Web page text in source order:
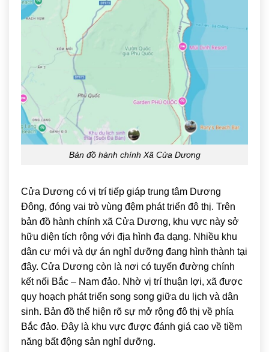
Bản đồ hành chính Xã Cửa Dương
Cửa Dương có vị trí tiếp giáp trung tâm Dương
Đông, đóng vai trò vùng đệm phát triển đô thị. Trên
bản đồ hành chính xã Cửa Dương, khu vực này sở
hữu diện tích rộng với địa hình đa dạng. Nhiều khu
dân cư mới và dự án nghỉ dưỡng đang hình thành tại
đây. Cửa Dương còn là nơi có tuyến đường chính
kết nối Bắc – Nam đảo. Nhờ vị trí thuận lợi, xã được
quy hoạch phát triển song song giữa du lịch và dân
sinh. Bản đồ thể hiện rõ sự mở rộng đô thị về phía
Bắc đảo. Đây là khu vực được đánh giá cao về tiềm
năng bất động sản nghỉ dưỡng.